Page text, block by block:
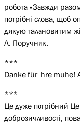
робота «Завжди
потрібні слова, щоб
дякую талановитим
Л. Поручник.
***
Danke für ihre muhe!
***
Це дуже потрібний
доброзичливості,